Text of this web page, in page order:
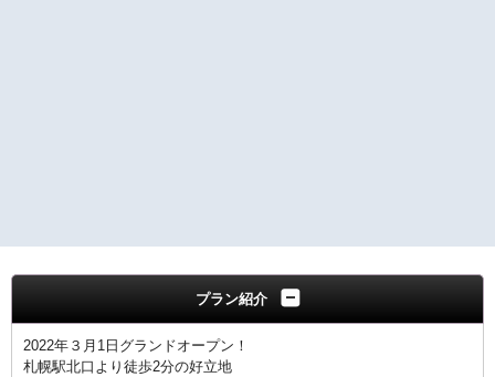
プラン紹介
2022年３月1日グランドオープン！
札幌駅北口より徒歩2分の好立地